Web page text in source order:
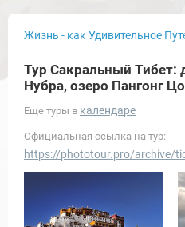
Жизнь - как Удивительное
Тур Сакральный Тибет:
Нубра, озеро Пангонг
Еще туры в календаре
Официальная ссылка на тур:
https://phototour.pro/archive/